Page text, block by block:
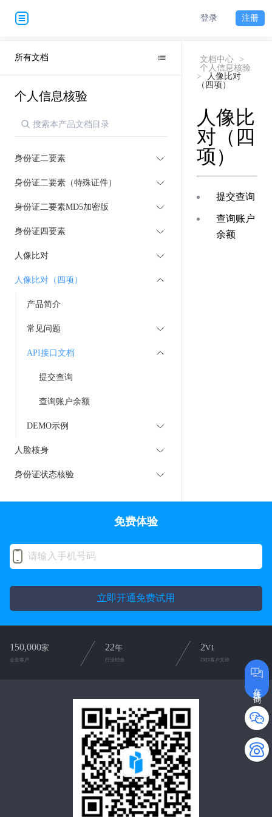
登录 注册
所有文档
个人信息核验
身份证二要素
身份证二要素（特殊证件）
身份证二要素MD5加密版
身份证四要素
人像比对
人像比对（四项）
产品简介
常见问题
API接口文档
提交查询
查询账户余额
DEMO示例
人脸核身
身份证状态核验
文档中心
>
个人信息核验
>
人像比对
（四项）
人像比
对（四
项）
提交查询
查询账户
余额
在线咨询
免费体验
立即开通免费试用
150,000家
企业客户
22年
行业经验
2V1
2对1客户支持